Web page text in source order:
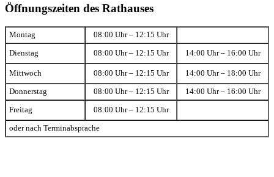
Öffnungszeiten des Rathauses
Montag 08:00 Uhr – 12:15 Uhr
Dienstag 08:00 Uhr – 12:15 Uhr 14:00 Uhr – 16:00 Uhr
Mittwoch 08:00 Uhr – 12:15 Uhr 14:00 Uhr – 18:00 Uhr
Donnerstag 08:00 Uhr – 12:15 Uhr 14:00 Uhr – 16:00 Uhr
Freitag 08:00 Uhr – 12:15 Uhr
oder nach Terminabsprache